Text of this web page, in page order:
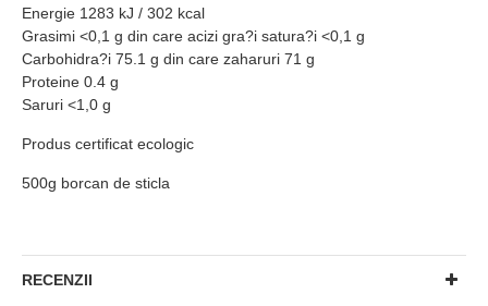
Energie 1283 kJ / 302 kcal
Grasimi <0,1 g din care acizi gra?i satura?i <0,1 g
Carbohidra?i 75.1 g din care zaharuri 71 g
Proteine 0.4 g
Saruri <1,0 g
Produs certificat ecologic
500g borcan de sticla
RECENZII